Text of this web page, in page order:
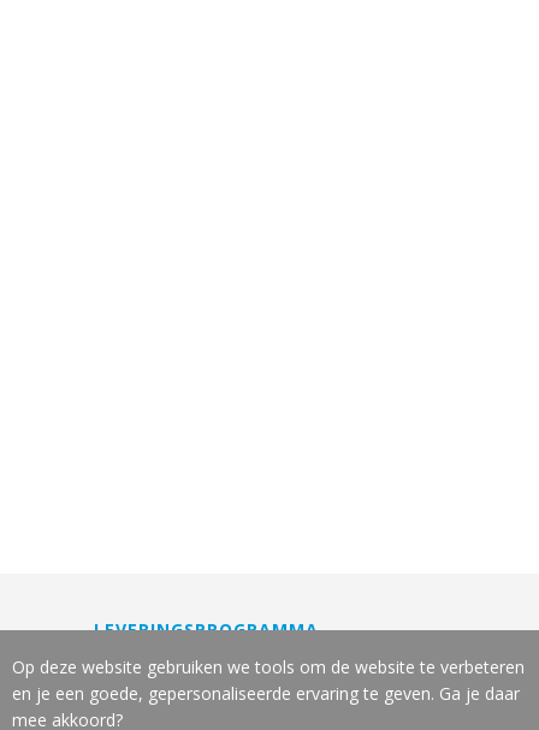
LEVERINGSPROGRAMMA
Machines
Gereedschappen
Slijpservice
Op deze website gebruiken we tools om de website te verbeteren
en je een goede, gepersonaliseerde ervaring te geven. Ga je daar
mee akkoord?